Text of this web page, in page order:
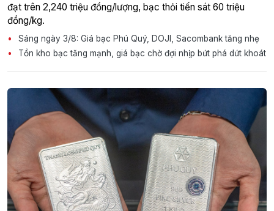
đạt trên 2,240 triệu đồng/lượng, bạc thỏi tiến sát 60 triệu
đồng/kg.
Sáng ngày 3/8: Giá bạc Phú Quý, DOJI, Sacombank tăng nhẹ
Tồn kho bạc tăng mạnh, giá bạc chờ đợi nhịp bứt phá dứt khoát